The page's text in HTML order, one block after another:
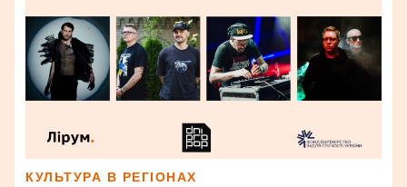
КУЛЬТУРА В РЕГІОНАХ